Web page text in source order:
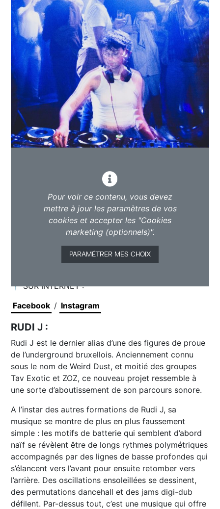
Pour voir ce contenu, vous devez
mettre à jour les paramètres de vos
cookies et accepter les "Cookies
marketing (optionnels)".
PARAMÉTRER MES CHOIX
📍 SUR INTERNET :
Facebook / Instagram
RUDI J :
Rudi J est le dernier alias d’une des figures de proue
de l’underground bruxellois. Anciennement connu
sous le nom de Weird Dust, et moitié des groupes
Tav Exotic et ZOZ, ce nouveau projet ressemble à
une sorte d’aboutissement de son parcours sonore.
A l’instar des autres formations de Rudi J, sa
musique se montre de plus en plus faussement
simple : les motifs de batterie qui semblent d’abord
naïf se révèlent être de longs rythmes polymétriques
accompagnés par des lignes de basse profondes qui
s’élancent vers l’avant pour ensuite retomber vers
l’arrière. Des oscillations ensoleillées se dessinent,
des permutations dancehall et des jams digi-dub
défilent. Par-dessus tout, c’est une musique qui offre